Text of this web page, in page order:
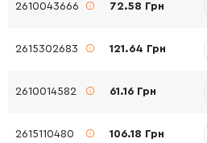
2610043666 72.58 Грн
2615302683 121.64 Грн
2610014582 61.16 Грн
2615110480 106.18 Грн